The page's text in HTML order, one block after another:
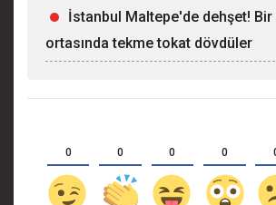
İstanbul Maltepe'de dehşet!
ortasında tekme tokat dövdüler
0 0 0 0